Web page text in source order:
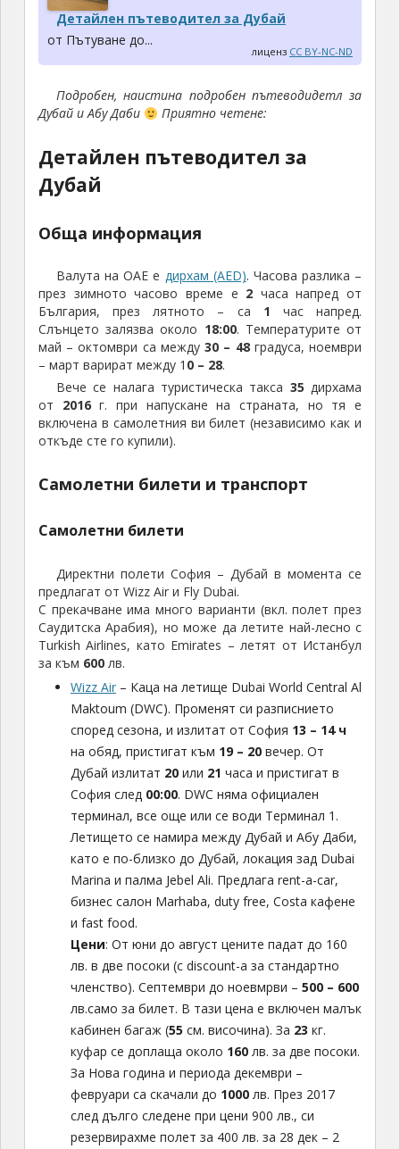
Детайлен пътеводител за Дубай
от Пътуване до...
лиценз CC BY-NC-ND
Подробен, наистина подробен пътеводидетл за
Дубай и Абу Даби
Приятно четене:
Детайлен пътеводител за
Дубай
Обща информация
Валута на ОАЕ е дирхам (AED). Часова разлика –
през зимното часово време е 2 часа напред от
България, през лятното – са 1 час напред.
Слънцето залязва около 18:00. Температурите от
май – октомври са между30 – 48градуса, ноември
– март варират между 1 0 – 28.
Вече се налага туристическа такса 35 дирхама
от 2016г. при напускане на страната, но тя е
включена в самолетния ви билет (независимо как и
откъде сте го купили).
Самолетни билети и транспорт
Самолетни билети
Директни полети София – Дубай в момента се
предлагат от Wizz Air и Fly Dubai.
С прекачване има много варианти (вкл. полет през
Саудитска Арабия), но може да летите най-лесно с
Turkish Airlines, като Emirates – летят от Истанбул
за към 600лв.
Wizz Air– Каца на летище Dubai World Central Al
Maktoum (DWC). Променят си разписнието
според сезона, и излитат от София 13 – 14 ч
на обяд, пристигат към 19 – 20вечер. От
Дубай излитат 20или 21 часа и пристигат в
София след 00:00. DWC няма официален
терминал, все още или се води Терминал 1.
Летището се намира между Дубай и Абу Даби,
като е по-близко до Дубай, локация зад Dubai
Marina и палма Jebel Ali. Предлага rent-a-car,
бизнес салон Marhaba, duty free, Costa кафене
и fast food.
Цени: От юни до август цените падат до 160
лв. в две посоки (с discount-a за стандартно
членство). Септември до ноевмрви – 500 – 600
лв.само за билет. В тази цена е включен малък
кабинен багаж (55 см. височина). За 23 кг.
куфар се доплаща около 160лв. за две посоки.
За Нова година и периода декември –
февруари са скачали до 1000лв. През 2017
след дълго следене при цени 900 лв., си
резервирахме полет за 400 лв. за 28 дек – 2